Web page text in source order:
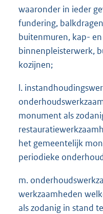
waaronder in ieder
fundering,
buitenmuren, kap-
binnenpleisterwerk,
kozijnen;
l.
monument als
het gemeentelijk
periodieke
m.
werkzaamheden
als zodanig in stand